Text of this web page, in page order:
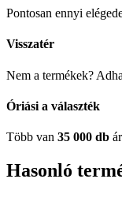
Pontosan ennyi
Visszatér
Nem a termékek?
Óriási a választék
Több van 35 000 db
Hasonló